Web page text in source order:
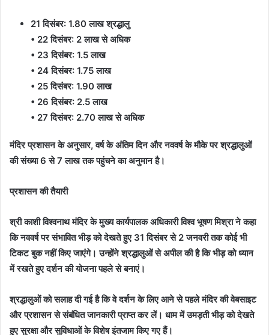
21 दिसंबर: 1.80 लाख श्रद्धालु
• 22 दिसंबर: 2 लाख से अधिक
• 23 दिसंबर: 1.5 लाख
• 24 दिसंबर: 1.75 लाख
• 25 दिसंबर: 1.90 लाख
• 26 दिसंबर: 2.5 लाख
• 27 दिसंबर: 2.70 लाख से अधिक
मंदिर प्रशासन के अनुसार, वर्ष के अंतिम दिन और नववर्ष के मौके पर श्रद्धालुओं
की संख्या 6 से 7 लाख तक पहुंचने का अनुमान है।
प्रशासन की तैयारी
श्री काशी विश्वनाथ मंदिर के मुख्य कार्यपालक अधिकारी विश्व भूषण मिश्रा ने कहा
कि नववर्ष पर संभावित भीड़ को देखते हुए 31 दिसंबर से 2 जनवरी तक कोई भी
टिकट बुक नहीं किए जाएंगे। उन्होंने श्रद्धालुओं से अपील की है कि भीड़ को ध्यान
में रखते हुए दर्शन की योजना पहले से बनाएं।
श्रद्धालुओं को सलाह दी गई है कि वे दर्शन के लिए आने से पहले मंदिर की वेबसाइट
और प्रशासन से संबंधित जानकारी प्राप्त कर लें। धाम में उमड़ती भीड़ को देखते
हुए सुरक्षा और सुविधाओं के विशेष इंतजाम किए गए हैं।